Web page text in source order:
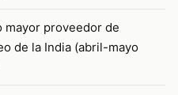
mayor proveedor de
de la India (abril-mayo